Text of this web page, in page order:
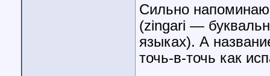
Сильно
(zingari —
языках). А
точь-в-точь как